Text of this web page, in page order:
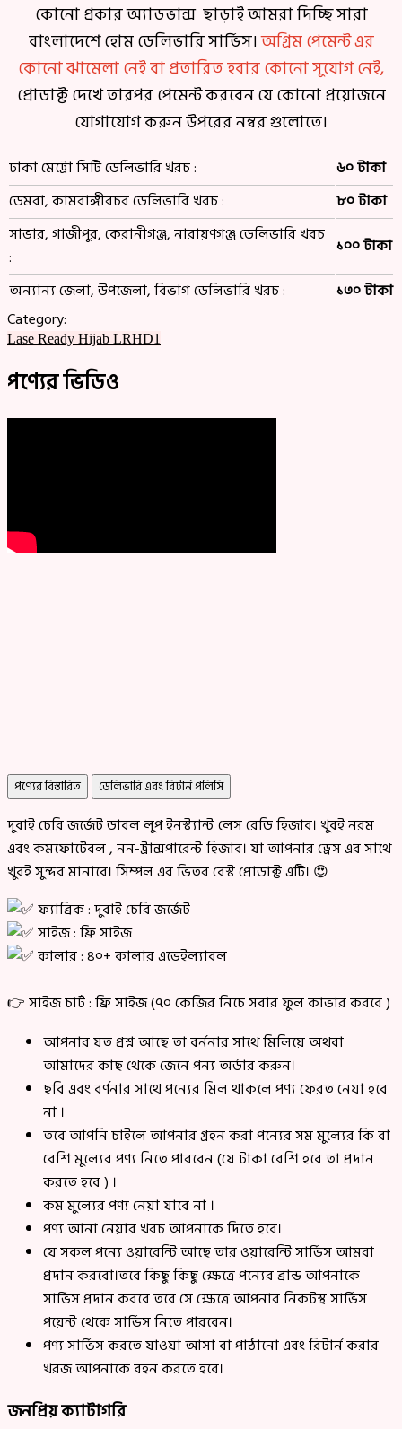
কোনো প্রকার অ্যাডভান্স ছাড়াই আমরা দিচ্ছি সারা
বাংলাদেশে হোম ডেলিভারি সার্ভিস।অগ্রিম পেমেন্ট এর
কোনো ঝামেলা নেই বা প্রতারিত হবার কোনো সুযোগ নেই,
প্রোডাক্ট দেখে তারপর পেমেন্ট করবেন যে কোনো প্রয়োজনে
যোগাযোগ করুন উপরের নম্বর গুলোতে।
ঢাকা মেট্রো সিটি ডেলিভারি খরচ :
৬০ টাকা
ডেমরা, কামরাঙ্গীরচর ডেলিভারি খরচ :
৮০ টাকা
সাভার, গাজীপুর, কেরানীগঞ্জ, নারায়ণগঞ্জ ডেলিভারি খরচ
:
১০০ টাকা
অন্যান্য জেলা, উপজেলা, বিভাগ ডেলিভারি খরচ :
১৩০ টাকা
Category:
Lase Ready Hijab LRHD1
পণ্যের ভিডিও
পণ্যের বিস্তারিত ডেলিভারি এবং রিটার্ন পলিসি
দুবাই চেরি জর্জেট ডাবল লুপ ইনস্ট্যান্ট লেস রেডি হিজাব। খুবই নরম
এবং কমফোর্টেবল , নন-ট্রান্সপারেন্ট হিজাব। যা আপনার ড্রেস এর সাথে
খুবই সুন্দর মানাবে। সিম্পল এর ভিতর বেস্ট প্রোডাক্ট এটি। 😍
ফ্যাব্রিক : দুবাই চেরি জর্জেট
সাইজ : ফ্রি সাইজ
কালার : ৪০+ কালার এভেইল্যাবল
👉 সাইজ চার্ট : ফ্রি সাইজ (৭০ কেজির নিচে সবার ফুল কাভার করবে )
আপনার যত প্রশ্ন আছে তা বর্ননার সাথে মিলিয়ে অথবা
আমাদের কাছ থেকে জেনে পন্য অর্ডার করুন।
ছবি এবং বর্ণনার সাথে পন্যের মিল থাকলে পণ্য ফেরত নেয়া হবে
না ।
তবে আপনি চাইলে আপনার গ্রহন করা পন্যের সম মুল্যের কি বা
বেশি মুল্যের পণ্য নিতে পারবেন (যে টাকা বেশি হবে তা প্রদান
করতে হবে ) ।
কম মুল্যের পণ্য নেয়া যাবে না ।
পণ্য আনা নেয়ার খরচ আপনাকে দিতে হবে।
যে সকল পন্যে ওয়ারেন্টি আছে তার ওয়ারেন্টি সার্ভিস আমরা
প্রদান করবো।তবে কিছু কিছু ক্ষেত্রে পন্যের ব্রান্ড আপনাকে
সার্ভিস প্রদান করবে তবে সে ক্ষেত্রে আপনার নিকটস্থ সার্ভিস
পয়েন্ট থেকে সার্ভিস নিতে পারবেন।
পণ্য সার্ভিস করতে যাওয়া আসা বা পাঠানো এবং রিটার্ন করার
খরজ আপনাকে বহন করতে হবে।
জনপ্রিয় ক্যাটাগরি